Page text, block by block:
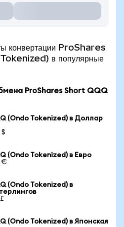
конвертации ProShares
в популярные
ProShares Short QQQ
(Ondo Tokenized) в Доллар
$
(Ondo Tokenized) в Евро
€
(Ondo Tokenized) в
(Ondo Tokenized) в Японская